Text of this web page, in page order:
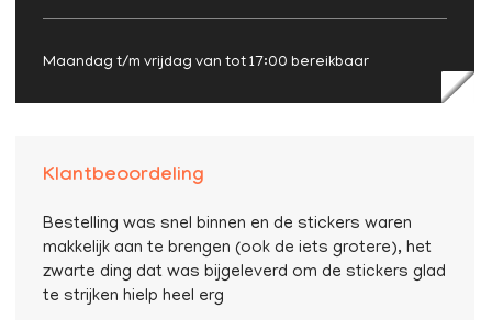
Maandag t/m vrijdag van tot 17:00 bereikbaar
Klantbeoordeling
Bestelling was snel binnen en de stickers waren
makkelijk aan te brengen (ook de iets grotere), het
zwarte ding dat was bijgeleverd om de stickers glad
te strijken hielp heel erg